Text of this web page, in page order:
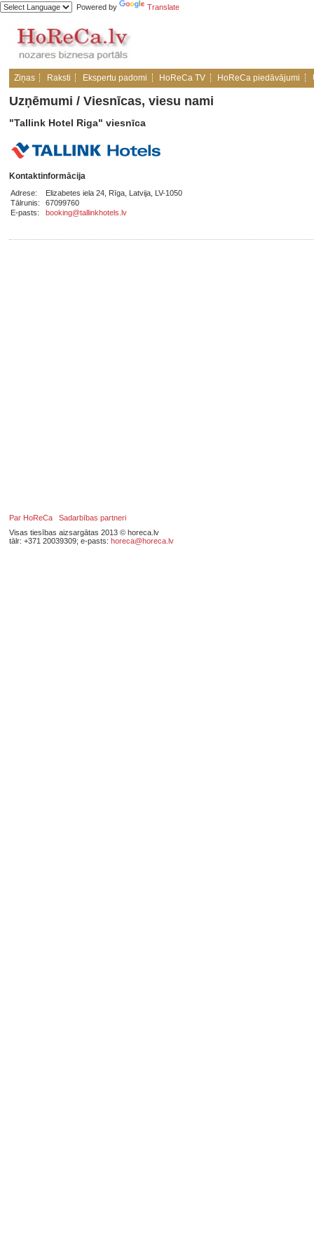
Powered by Translate
Ziņas Raksti Ekspertu padomi HoReCa TV HoReCa piedāvājumi
Uzņēmumi / Viesnīcas, viesu nami
"Tallink Hotel Riga" viesnīca
Kontaktinformācija
Adrese:
Elizabetes iela 24, Rīga, Latvija, LV-1050
Tālrunis:
67099760
E-pasts:
booking@tallinkhotels.lv
Par HoReCa
Sadarbības partneri
Visas tiesības aizsargātas 2013 © horeca.lv
tālr: +371 20039309; e-pasts: horeca@horeca.lv